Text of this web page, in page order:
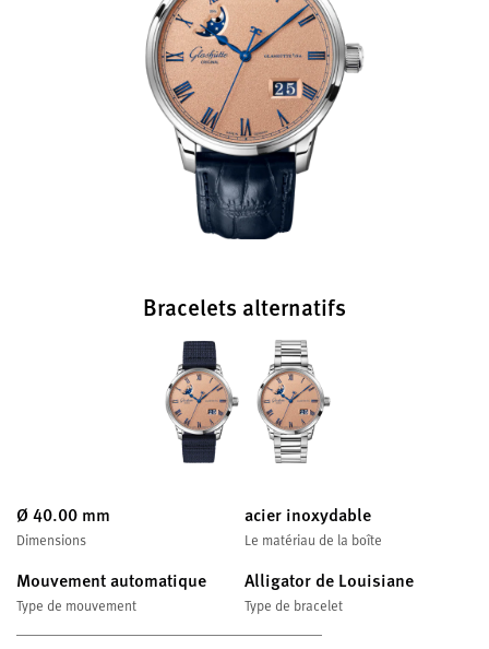
Fermer le menu
Bracelets alternatifs
Ø 40.00 mm
Dimensions
acier inoxydable
Le matériau de la boîte
Mouvement automatique
Type de mouvement
Alligator de Louisiane
Type de bracelet